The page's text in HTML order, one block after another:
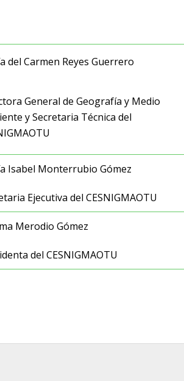
del Carmen Reyes Guerrero
General de Geografía y Medio
y Secretaria Técnica del
Isabel Monterrubio Gómez
Ejecutiva del CESNIGMAOTU
Merodio Gómez
del CESNIGMAOTU